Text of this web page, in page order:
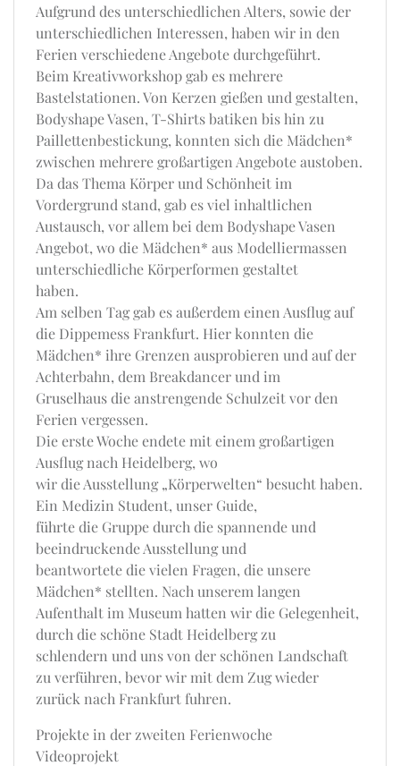
Aufgrund des unterschiedlichen Alters, sowie der
unterschiedlichen Interessen, haben wir in den
Ferien verschiedene Angebote durchgeführt.
Beim Kreativworkshop gab es mehrere
Bastelstationen. Von Kerzen gießen und gestalten,
Bodyshape Vasen, T-Shirts batiken bis hin zu
Paillettenbestickung, konnten sich die Mädchen*
zwischen mehrere großartigen Angebote austoben.
Da das Thema Körper und Schönheit im
Vordergrund stand, gab es viel inhaltlichen
Austausch, vor allem bei dem Bodyshape Vasen
Angebot, wo die Mädchen* aus Modelliermassen
unterschiedliche Körperformen gestaltet
haben.
Am selben Tag gab es außerdem einen Ausflug auf
die Dippemess Frankfurt. Hier konnten die
Mädchen* ihre Grenzen ausprobieren und auf der
Achterbahn, dem Breakdancer und im
Gruselhaus die anstrengende Schulzeit vor den
Ferien vergessen.
Die erste Woche endete mit einem großartigen
Ausflug nach Heidelberg, wo
wir die Ausstellung „Körperwelten“ besucht haben.
Ein Medizin Student, unser Guide,
führte die Gruppe durch die spannende und
beeindruckende Ausstellung und
beantwortete die vielen Fragen, die unsere
Mädchen* stellten. Nach unserem langen
Aufenthalt im Museum hatten wir die Gelegenheit,
durch die schöne Stadt Heidelberg zu
schlendern und uns von der schönen Landschaft
zu verführen, bevor wir mit dem Zug wieder
zurück nach Frankfurt fuhren.
Projekte in der zweiten Ferienwoche
Videoprojekt